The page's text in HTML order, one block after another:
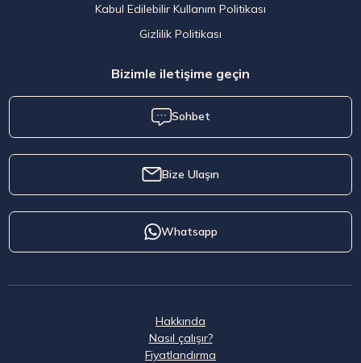
Kabul Edilebilir Kullanım Politikası
Gizlilik Politikası
Bizimle iletişime geçin
Sohbet
Bize Ulaşın
Whatsapp
Hakkında
Nasıl çalışır?
Fiyatlandırma